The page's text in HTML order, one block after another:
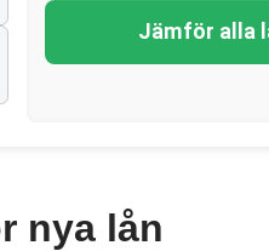
Jämför alla
nya lån